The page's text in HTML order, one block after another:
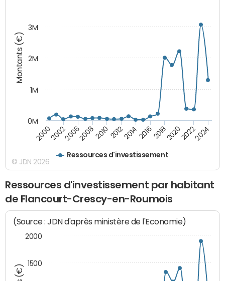
Montants (€)
Ressources d'investissement
20002002200620082010 2012201420162018202020222024
0M
1M
2M
3M
© JDN 2026
Ressources d'investissement par habitant
de Flancourt-Crescy-en-Roumois
(Source : JDN d'après ministère de l'Economie)
1500
2000